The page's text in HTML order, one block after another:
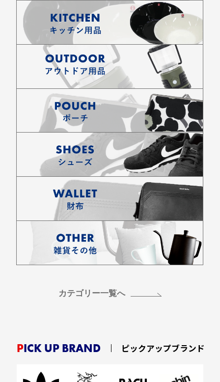
カテゴリー一覧へ
PICK UP BRAND ピックアップブランド